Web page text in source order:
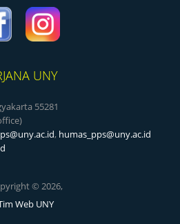
UNY
55281
, humas_pps@uny.ac.id
© 2026,
Web UNY